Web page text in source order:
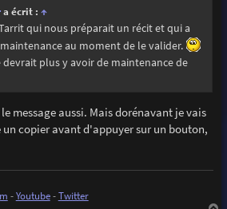
a écrit : ↑
qui nous préparait un récit et qui a
au moment de le valider.
devrait plus y avoir de maintenance de
message aussi. Mais dorénavant je vais
un copier avant d'appuyer sur un bouton,
-Youtube-Twitter